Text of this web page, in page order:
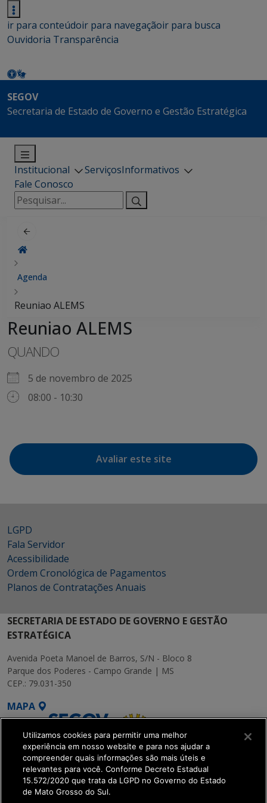
ir para conteúdoir para navegaçãoir para busca
Ouvidoria Transparência
SEGOV
Secretaria de Estado de Governo e Gestão Estratégica
Institucional ServiçosInformativos
Fale Conosco
Pesquisar
por:
Agenda
Reuniao ALEMS
Reuniao ALEMS
QUANDO
5 de novembro de 2025
08:00 - 10:30
Avaliar este site
LGPD
Fala Servidor
Acessibilidade
Ordem Cronológica de Pagamentos
Planos de Contratações Anuais
SECRETARIA DE ESTADO DE GOVERNO E GESTÃO
ESTRATÉGICA
Avenida Poeta Manoel de Barros, S/N - Bloco 8
Parque dos Poderes - Campo Grande | MS
CEP.: 79.031-350
MAPA
SETDIG | Secretaria-
Executiva de
Utilizamos cookies para permitir uma melhor
experiência em nosso website e para nos ajudar a
compreender quais informações são mais úteis e
relevantes para você. Conforme Decreto Estadual
15.572/2020 que trata da LGPD no Governo do Estado
de Mato Grosso do Sul.